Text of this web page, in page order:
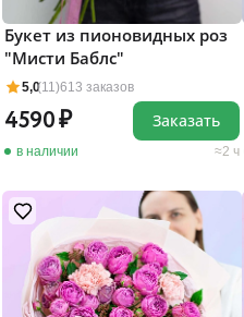
5,0(11)613 заказов
Букет из пионовидных роз
"Мисти Баблс"
4590
в наличии 2 ч
Заказать